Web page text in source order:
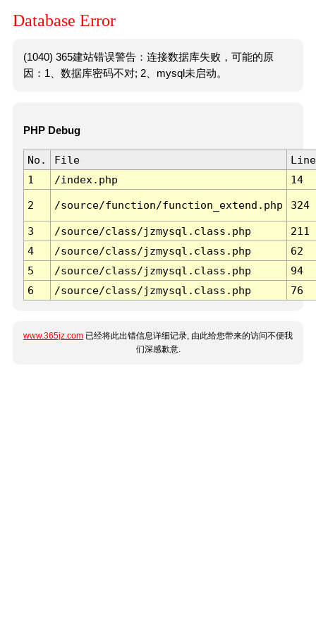
Database Error
(1040) 365建站错误警告：连接数据库失败，可能的原
因：1、数据库密码不对; 2、mysql未启动。
PHP Debug
No. File
Line
1
/index.php 14
2 /source/function/function_extend.php 324
3 /source/class/jzmysql.class.php
211
4
/source/class/jzmysql.class.php
62
5
/source/class/jzmysql.class.php
94
6
/source/class/jzmysql.class.php 76
www.365jz.com 已经将此出错信息详细记录, 由此给您带来的访问不便我
们深感歉意.